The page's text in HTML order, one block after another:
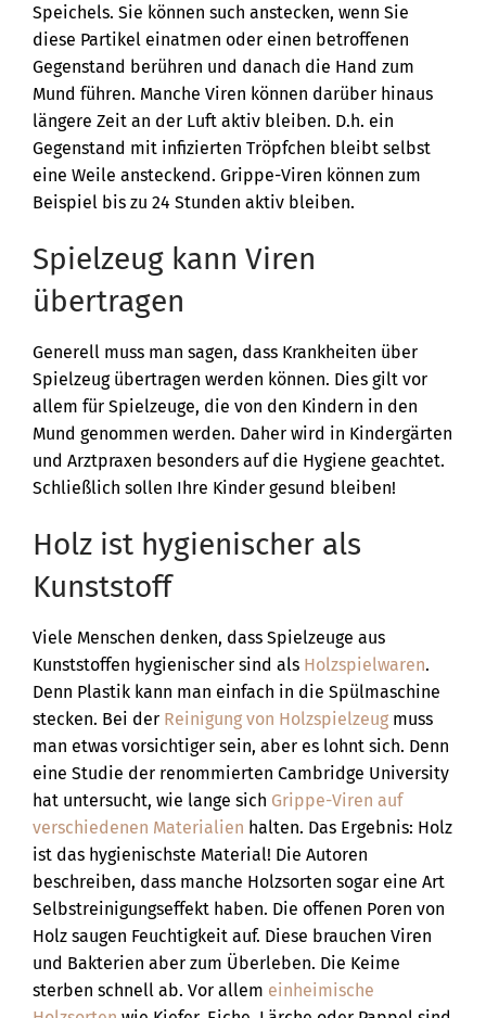
Speichels. Sie können such anstecken, wenn Sie
diese Partikel einatmen oder einen betroffenen
Gegenstand berühren und danach die Hand zum
Mund führen. Manche Viren können darüber hinaus
längere Zeit an der Luft aktiv bleiben. D.h. ein
Gegenstand mit infizierten Tröpfchen bleibt selbst
eine Weile ansteckend. Grippe-Viren können zum
Beispiel bis zu 24 Stunden aktiv bleiben.
Spielzeug kann Viren
übertragen
Generell muss man sagen, dass Krankheiten über
Spielzeug übertragen werden können. Dies gilt vor
allem für Spielzeuge, die von den Kindern in den
Mund genommen werden. Daher wird in Kindergärten
und Arztpraxen besonders auf die Hygiene geachtet.
Schließlich sollen Ihre Kinder gesund bleiben!
Holz ist hygienischer als
Kunststoff
Viele Menschen denken, dass Spielzeuge aus
Kunststoffen hygienischer sind als Holzspielwaren.
Denn Plastik kann man einfach in die Spülmaschine
stecken. Bei der Reinigung von Holzspielzeug muss
man etwas vorsichtiger sein, aber es lohnt sich. Denn
eine Studie der renommierten Cambridge University
hat untersucht, wie lange sich Grippe-Viren auf
verschiedenen Materialien halten. Das Ergebnis: Holz
ist das hygienischste Material! Die Autoren
beschreiben, dass manche Holzsorten sogar eine Art
Selbstreinigungseffekt haben. Die offenen Poren von
Holz saugen Feuchtigkeit auf. Diese brauchen Viren
und Bakterien aber zum Überleben. Die Keime
sterben schnell ab. Vor allem einheimische